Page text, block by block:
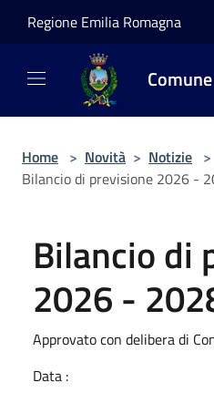
Regione Emilia Romagna
Home > Novità > Notizie >
Bilancio di previsione 2026 -
Bilancio di
2026 -
Approvato con delibera di
Data :